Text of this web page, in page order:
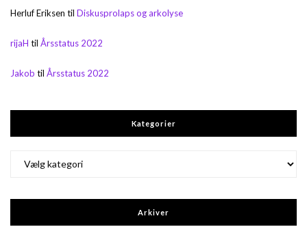
Herluf Eriksen til Diskusprolaps og arkolyse
rijaH til Årsstatus 2022
Jakob til Årsstatus 2022
Kategorier
Arkiver